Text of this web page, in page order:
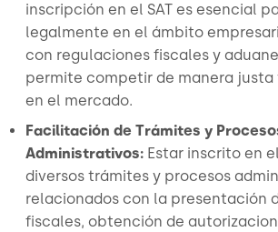
inscripción en el SAT es esencial
legalmente en el ámbito
con regulaciones fiscales y
permite competir de manera
en el mercado.
Facilitación de Trámites y
Administrativos: Estar inscrito en
diversos trámites y procesos
relacionados con la presentación
fiscales, obtención de